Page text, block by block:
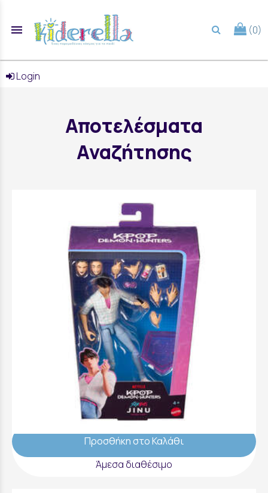
menu (0)
Login
Αποτελέσματα
Αναζήτησης
K-Pop Demon Hunters Φιγούρες 15εκ. με
Εκφράσεις Και Αξεσουάρ Jinu - JRY33
29,99 €
Προσθήκη στο Καλάθι
Άμεσα διαθέσιμο